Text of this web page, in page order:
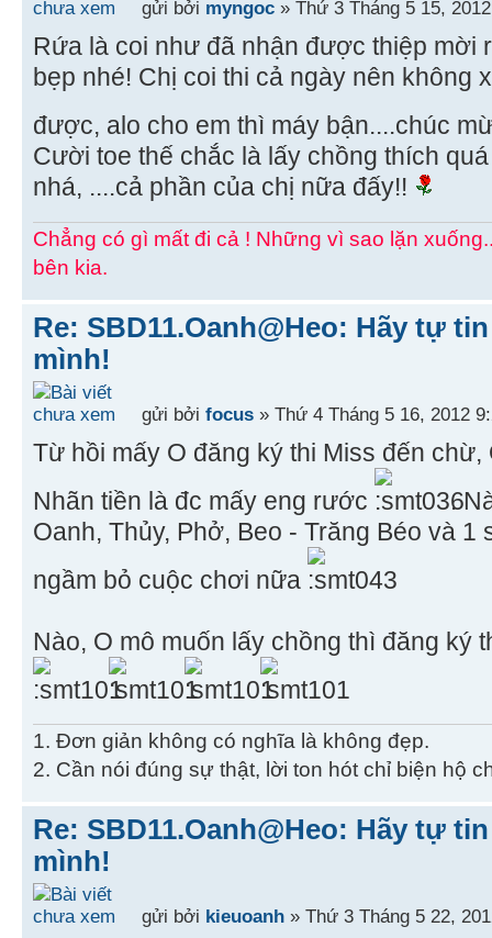
gửi bởi myngoc » Thứ 3 Tháng 5 15,
Rứa là coi như đã nhận được thiệp mời
bẹp nhé! Chị coi thi cả ngày nên không
được, alo cho em thì máy bận....chúc
Cười toe thế chắc là lấy chồng thích
nhá, ....cả phần của chị nữa đấy!!
Chẳng có gì mất đi cả ! Những vì sao lặn
bên kia.
Re: SBD11.Oanh@Heo: Hãy tự
mình!
gửi bởi focus » Thứ 4 Tháng 5 16, 2012
Từ hồi mấy O đăng ký thi Miss đến
Nhãn tiền là đc mấy eng rước
.
Oanh, Thủy, Phở, Beo - Trăng Béo và 1
ngầm bỏ cuộc chơi nữa
Nào, O mô muốn lấy chồng thì đăng ký
1. Đơn giản không có nghĩa là không đẹp.
2. Cần nói đúng sự thật, lời ton hót chỉ biện hộ
Re: SBD11.Oanh@Heo: Hãy tự
mình!
gửi bởi kieuoanh » Thứ 3 Tháng 5 22,